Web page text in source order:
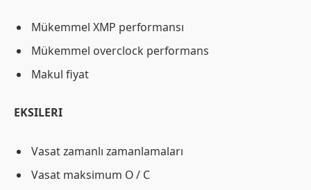
Mükemmel XMP performansı
Mükemmel overclock performans
Makul fiyat
EKSILERI
Vasat zamanlı zamanlamaları
Vasat maksimum O / C